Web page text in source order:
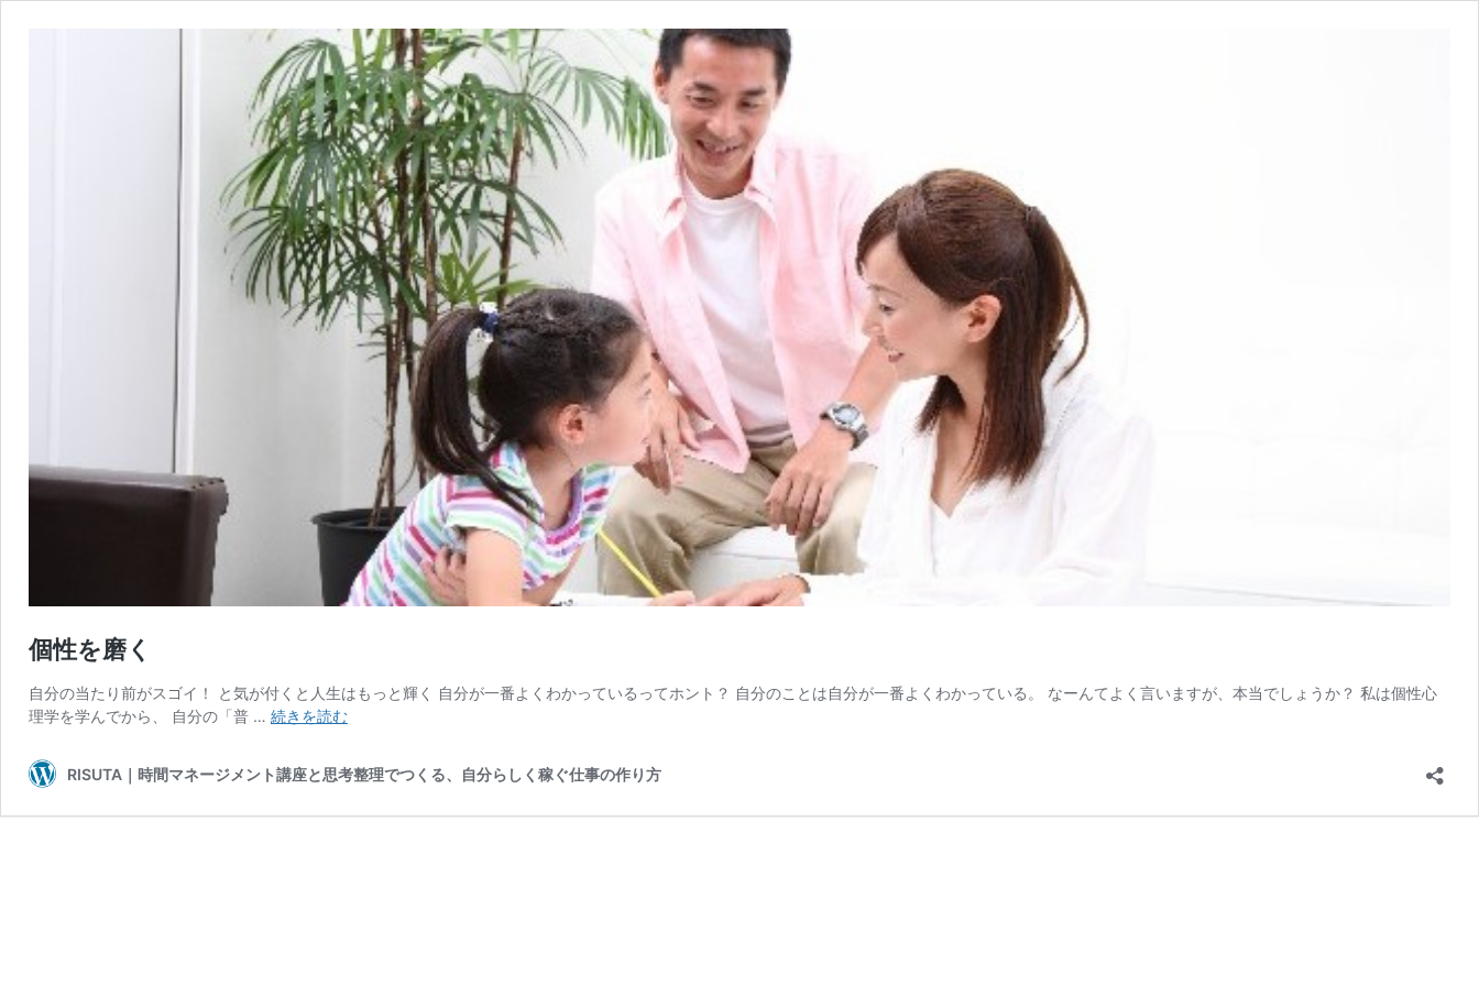
個性を磨く
自分の当たり前がスゴイ！ と気が付くと人生はもっと輝く 自分が一番よくわかっているってホント？ 自分のことは自分が一番よくわかっている。 なーんてよく言いますが、本当でしょうか？ 私は個性心
理学を学んでから、 自分の「普 … 続きを読む個
磨
RISUTA｜時間マネージメント講座と思考整理でつくる、自分らしく稼ぐ仕事の作り方